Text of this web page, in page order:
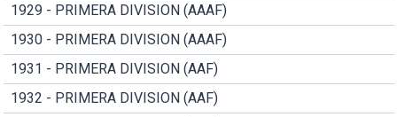
1929 - PRIMERA DIVISION (AAAF)
1930 - PRIMERA DIVISION (AAAF)
1931 - PRIMERA DIVISION (AAF)
1932 - PRIMERA DIVISION (AAF)